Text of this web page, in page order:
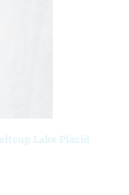
Lake Placid